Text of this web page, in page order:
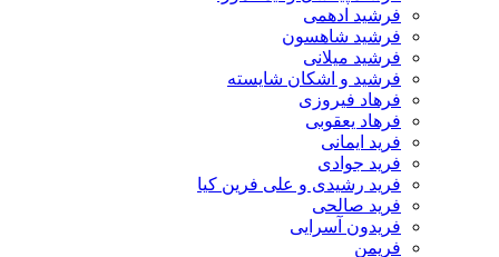
فرشید ادهمی
فرشید شاهسون
فرشید میلانی
فرشید و اشکان شایسته
فرهاد فیروزی
فرهاد یعقوبی
فرید ایمانی
فرید جوادی
فرید رشیدی و علی فرین کیا
فرید صالحی
فریدون آسرایی